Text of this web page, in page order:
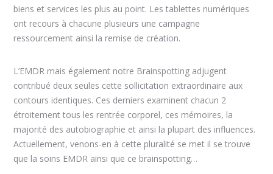
biens et services les plus au point. Les tablettes numériques
ont recours à chacune plusieurs une campagne
ressourcement ainsi la remise de création.
L’EMDR mais également notre Brainspotting adjugent
contribué deux seules cette sollicitation extraordinaire aux
contours identiques. Ces derniers examinent chacun 2
étroitement tous les rentrée corporel, ces mémoires, la
majorité des autobiographie et ainsi la plupart des influences.
Actuellement, venons-en à cette pluralité se met il se trouve
que la soins EMDR ainsi que ce brainspotting…